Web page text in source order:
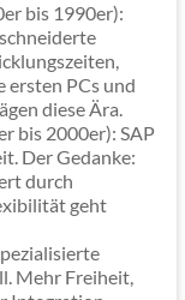
bis 1990er):
ersten PCs und
diese Ära.
bis 2000er): SAP
Der Gedanke:
durch
geht
Mehr Freiheit,